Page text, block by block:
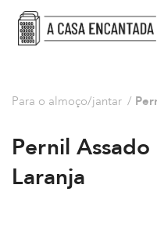
Para o almoço/jantar /
Pernil
Laranja